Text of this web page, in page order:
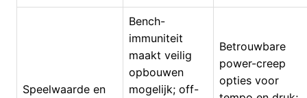
Speelwaarde en
Bench-
immuniteit
maakt veilig
opbouwen
mogelijk; off-
Betrouwbare
power-creep
opties voor